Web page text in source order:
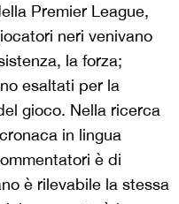
Premier League,
neri venivano
la forza;
esaltati per la
gioco. Nella ricerca
in lingua
è di
è rilevabile la stessa